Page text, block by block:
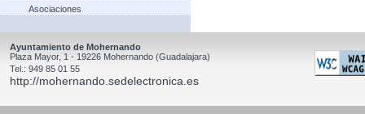
Asociaciones
Ayuntamiento de Mohernando
Plaza Mayor, 1 - 19226 Mohernando (Guadalajara)
Tel.: 949 85 01 55
http://mohernando.sedelectronica.es